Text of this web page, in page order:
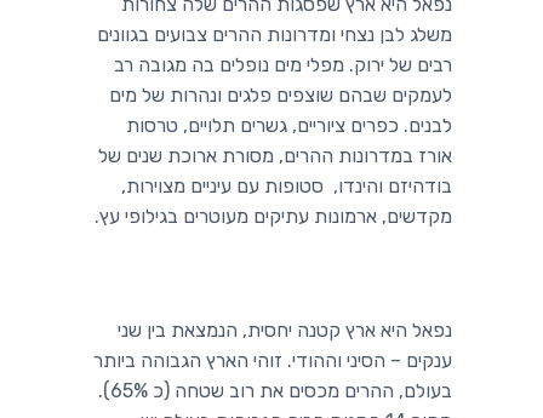
משלג לבן נצחי ומדרונות ההרים צבועים בגוונים
רבים של ירוק. מפלי מים נופלים בה מגובה רב
לעמקים שבהם שוצפים פלגים ונהרות של מים
לבנים. כפרים ציוריים, גשרים תלויים, טרסות
אורז במדרונות ההרים, מסורת ארוכת שנים של
בודהיזם והינדו, סטופות עם עיניים מצוירות,
מקדשים, ארמונות עתיקים מעוטרים בגילופי עץ.
נפאל היא ארץ קטנה יחסית, הנמצאת בין שני
ענקים – הסיני וההודי. זוהי הארץ הגבוהה ביותר
בעולם, ההרים מכסים את רוב שטחה (כ 65%).